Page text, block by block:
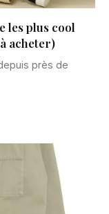
les plus cool
acheter)
près de